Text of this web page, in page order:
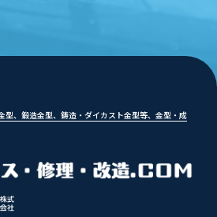
型、鍛造金型、鋳造・ダイカスト金型等、金型・成